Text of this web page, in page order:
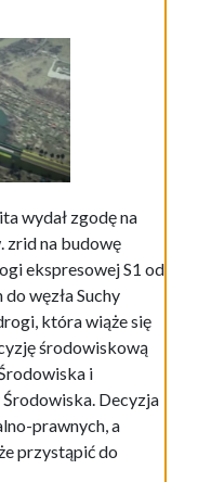
wydał zgodę na
zrid na budowę
ekspresowej S1 od
węzła Suchy
która wiąże się
środowiskową
i
Decyzja
prawnych, a
przystąpić do